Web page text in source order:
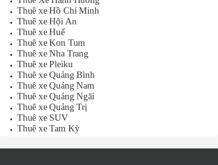
Thuê xe Hồ Chí Minh
Thuê xe Hội An
Thuê xe Huế
Thuê xe Kon Tum
Thuê xe Nha Trang
Thuê xe Pleiku
Thuê xe Quảng Bình
Thuê xe Quảng Nam
Thuê xe Quảng Ngãi
Thuê xe Quảng Trị
Thuê xe SUV
Thuê xe Tam Kỳ